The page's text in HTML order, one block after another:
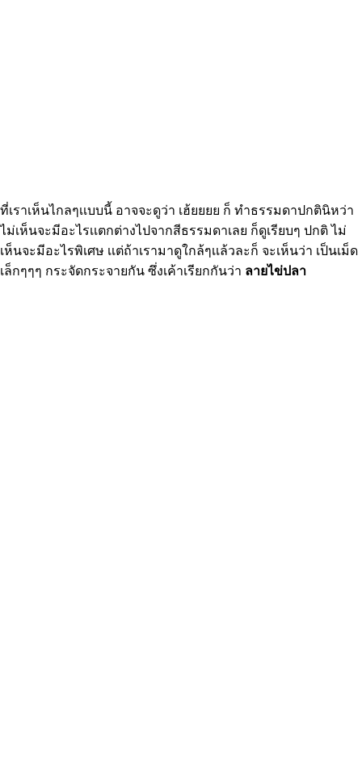
ที่เราเห็นไกลๆเเบบนี้ อาจจะดูว่า เฮ้ยยยย ก็ ทำธรรมดาปกตินิหว่า
ไม่เห็นจะมีอะไรเเตกต่างไปจากสีธรรมดาเลย ก็ดูเรียบๆ ปกติ ไม่
เห็นจะมีอะไรพิเศษ เเต่ถ้าเรามาดูใกล้ๆเเล้วละก็ จะเห็นว่า เป็นเม็ด
เล็กๆๆๆ กระจัดกระจายกัน ซึ่งเค้าเรียกกันว่า ลายไข่ปลา